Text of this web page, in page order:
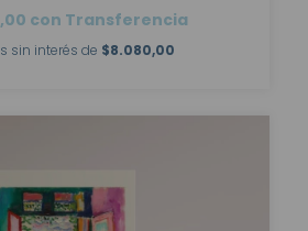
con Transferencia
sin interés de $8.080,00